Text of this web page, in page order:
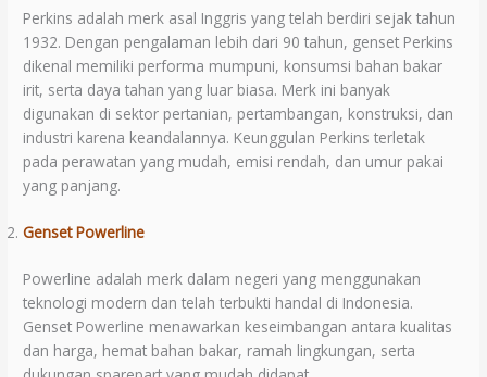
Perkins adalah merk asal Inggris yang telah berdiri sejak tahun
1932. Dengan pengalaman lebih dari 90 tahun, genset Perkins
dikenal memiliki performa mumpuni, konsumsi bahan bakar
irit, serta daya tahan yang luar biasa. Merk ini banyak
digunakan di sektor pertanian, pertambangan, konstruksi, dan
industri karena keandalannya. Keunggulan Perkins terletak
pada perawatan yang mudah, emisi rendah, dan umur pakai
yang panjang.
Genset Powerline
Powerline adalah merk dalam negeri yang menggunakan
teknologi modern dan telah terbukti handal di Indonesia.
Genset Powerline menawarkan keseimbangan antara kualitas
dan harga, hemat bahan bakar, ramah lingkungan, serta